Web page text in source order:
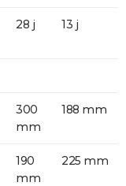
28 j 13 j
300
mm
188 mm
190
mm
225 mm